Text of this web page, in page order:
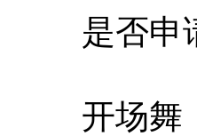
是否申
开场舞